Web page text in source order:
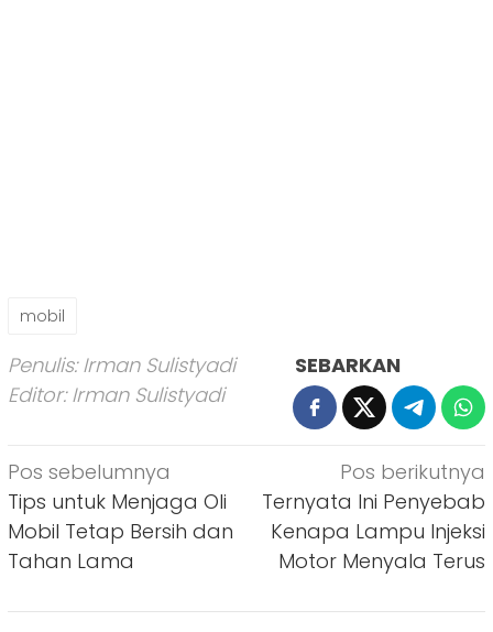
mobil
Penulis: Irman Sulistyadi
Editor: Irman Sulistyadi
SEBARKAN
Navigasi
pos
Pos sebelumnya
Tips untuk Menjaga Oli
Mobil Tetap Bersih dan
Tahan Lama
Pos berikutnya
Ternyata Ini Penyebab
Kenapa Lampu Injeksi
Motor Menyala Terus